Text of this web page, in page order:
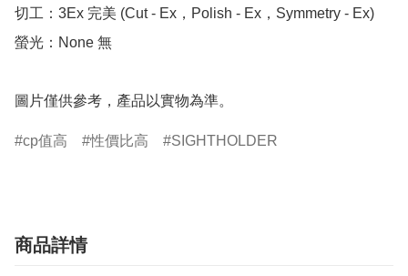
切工：3Ex 完美 (Cut - Ex，Polish - Ex，Symmetry - Ex)
螢光：None 無
圖片僅供參考，產品以實物為準。
cp值高 性價比高 SIGHTHOLDER
商品詳情